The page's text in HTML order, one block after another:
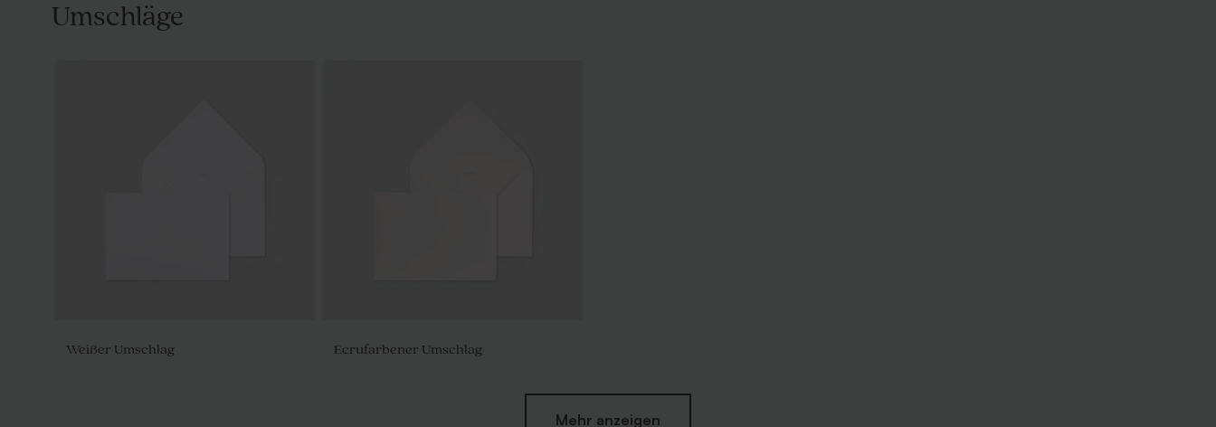
Umschläge
Weißer Umschlag Ecrufarbener Umschlag
Mehr anzeigen